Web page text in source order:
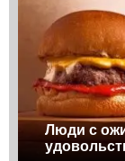
Люди с